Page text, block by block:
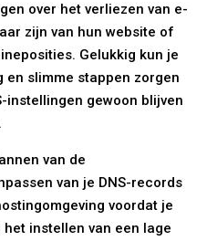
over het verliezen van e-
zijn van hun website of
Gelukkig kun je
en slimme stappen zorgen
instellingen gewoon blijven
van de
van je DNS-records
voordat je
instellen van een lage